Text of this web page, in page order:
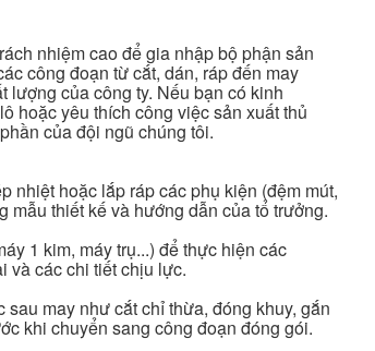
nhiệm cao để gia nhập bộ phận sản
công đoạn từ cắt, dán, ráp đến may
lượng của công ty. Nếu bạn có kinh
hoặc yêu thích công việc sản xuất thủ
của đội ngũ chúng tôi.
nhiệt hoặc lắp ráp các phụ kiện (đệm mút,
mẫu thiết kế và hướng dẫn của tổ trưởng.
1 kim, máy trụ...) để thực hiện các
và các chi tiết chịu lực.
may như cắt chỉ thừa, đóng khuy, gắn
khi chuyển sang công đoạn đóng gói.